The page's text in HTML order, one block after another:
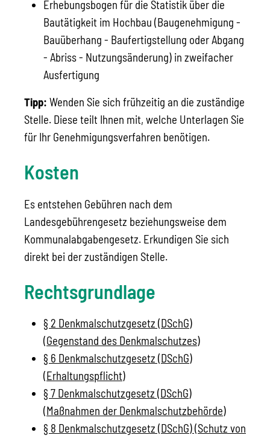
Erhebungsbogen für die Statistik über die
Bautätigkeit im Hochbau (Baugenehmigung -
Bauüberhang - Baufertigstellung oder Abgang
- Abriss - Nutzungsänderung) in zweifacher
Ausfertigung
Tipp: Wenden Sie sich frühzeitig an die zuständige
Stelle. Diese teilt Ihnen mit, welche Unterlagen Sie
für Ihr Genehmigungsverfahren benötigen.
Kosten
Es entstehen Gebühren nach dem
Landesgebührengesetz beziehungsweise dem
Kommunalabgabengesetz. Erkundigen Sie sich
direkt bei der zuständigen Stelle.
Rechtsgrundlage
§ 2 Denkmalschutzgesetz (DSchG)
(Gegenstand des Denkmalschutzes)
§ 6 Denkmalschutzgesetz (DSchG)
(Erhaltungspflicht)
§ 7 Denkmalschutzgesetz (DSchG)
(Maßnahmen der Denkmalschutzbehörde)
§ 8 Denkmalschutzgesetz (DSchG) (Schutz von